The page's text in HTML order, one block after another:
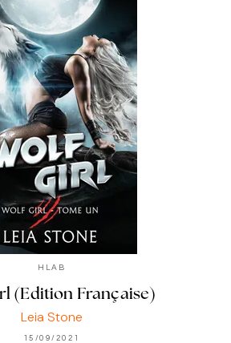
HLAB
(Edition Française)
Leia Stone
15/09/2021